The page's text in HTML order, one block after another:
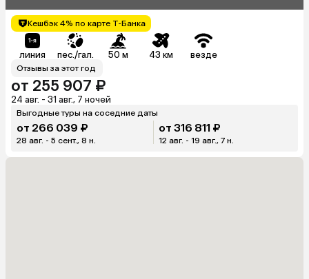
Кешбэк 4% по карте Т-Банка
линия пес./гал. 50 м 43 км везде
Отзывы за этот год
от 255 907 ₽
24 авг. - 31 авг., 7 ночей
Выгодные туры на соседние даты
от 266 039 ₽
28 авг. - 5 сент., 8 н.
от 316 811 ₽
12 авг. - 19 авг., 7 н.